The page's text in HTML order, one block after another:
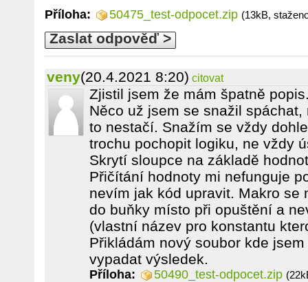
Příloha: 50475_test-odpocet.zip (13kB,
Zaslat odpověď >
veny(20.4.2021 8:20) citovat
Zjistil jsem že mám špatně
Něco už jsem se snažil
to nestačí. Snažím se vždy
trochu pochopit logiku, ne vždy
Skrytí sloupce na základě
Přičítání hodnoty mi nefunguje
nevím jak kód upravit. Makro se
do buňky místo při opuštění a
(vlastní název pro konstantu
Přikládám nový soubor kde
vypadat výsledek.
Příloha: 50490_test-odpocet.zip